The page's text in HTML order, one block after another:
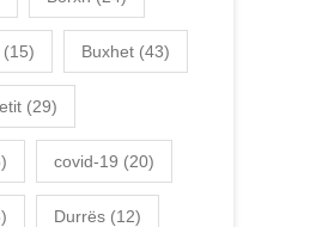
(15) Buxhet (43)
(29)
covid-19 (20)
Durrës (12)